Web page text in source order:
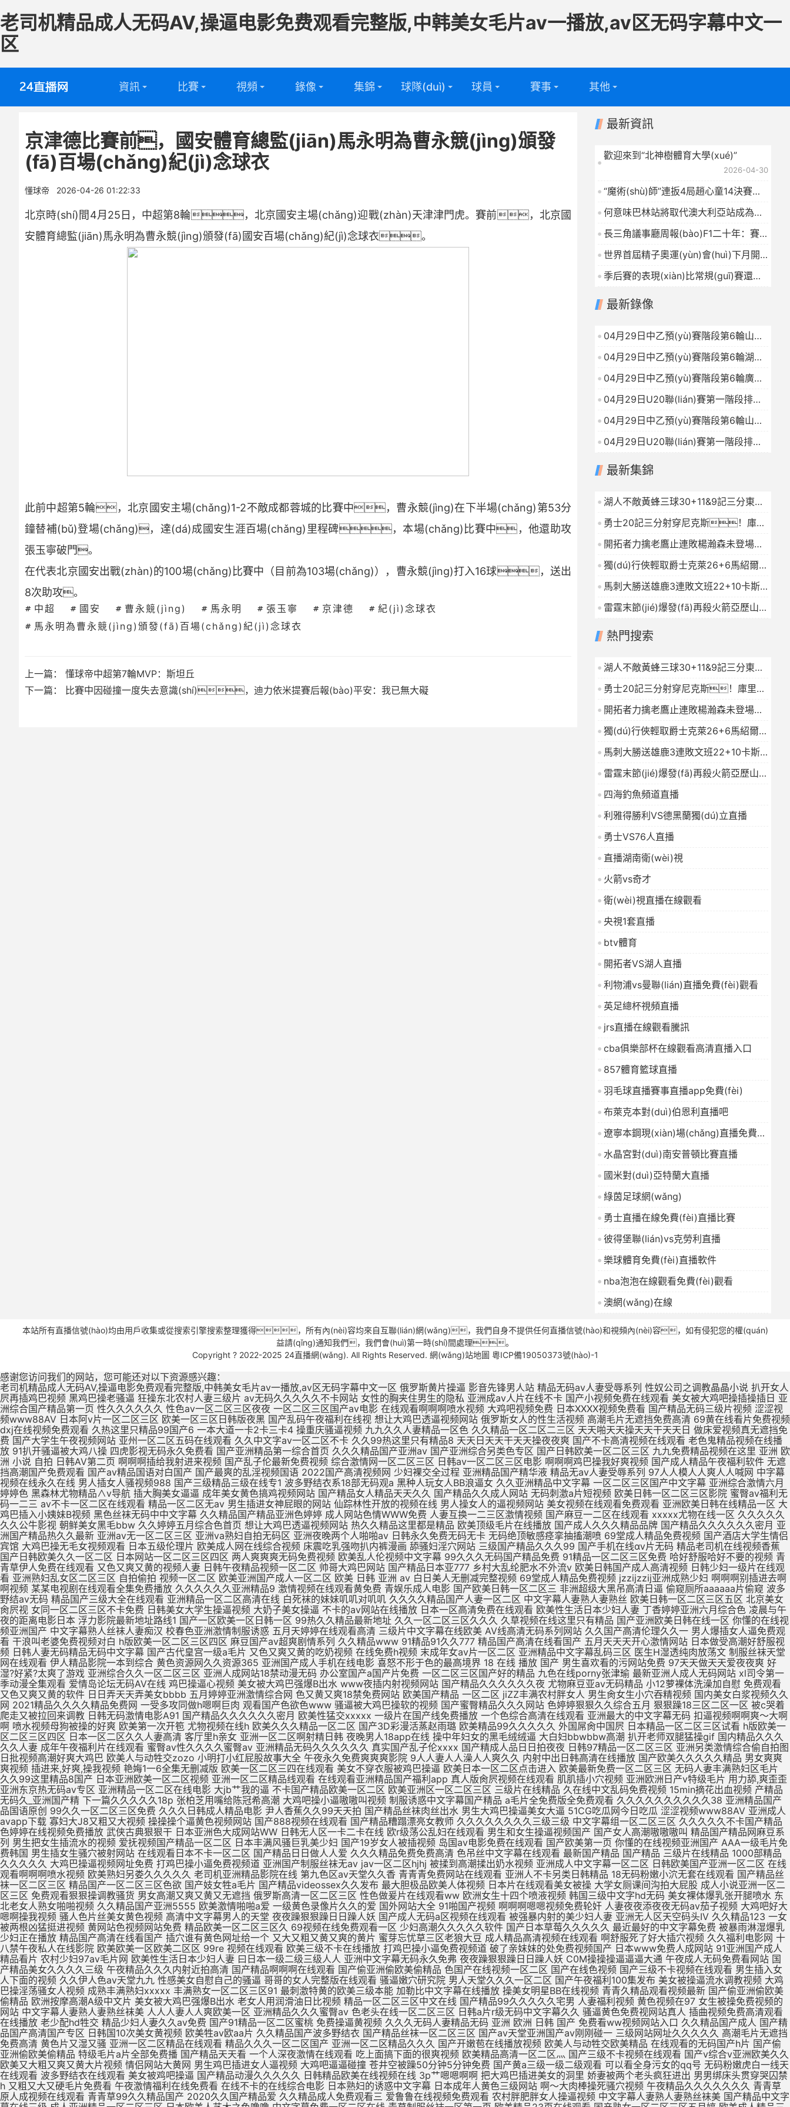
老司机精品成人无码AV,操逼电影免费观看完整版,中韩美女毛片av一播放,av区无码字幕中文一
区
資訊
西甲
法甲
中超
比賽
英超
西甲
視頻
籃球視頻
錄像 集錦 球隊(duì)
(duì)
籃球球隊
球員
籃球球員
賽事
籃球
其他
專題
京津德比賽前，國安體育總監(jiān)馬永明為曹永競(jìng)頒發
(fā)百場(chǎng)紀(jì)念球衣
懂球帝 2026-04-26 01:22:33
北京時(shí)間4月25日，中超第8輪，北京國安主場(chǎng)迎戰(zhàn)天津津門虎。賽前，北京國
安體育總監(jiān)馬永明為曹永競(jìng)頒發(fā)國安百場(chǎng)紀(jì)念球衣。
此前中超第5輪，北京國安主場(chǎng)1-2不敵成都蓉城的比賽中，曹永競(jìng)在下半場(chǎng)第53分
鐘替補(bǔ)登場(chǎng)，達(dá)成國安生涯百場(chǎng)里程碑，本場(chǎng)比賽中，他還助攻
張玉寧破門。
在代表北京國安出戰(zhàn)的100場(chǎng)比賽中（目前為103場(chǎng)），曹永競(jìng)打入16球，送出
8次助攻。
中超 國安 曹永競(jìng) 馬永明 張玉寧 京津德
紀(jì)念球衣
馬永明為曹永競(jìng)頒發(fā)百場(chǎng)紀(jì)念球衣
上一篇： 懂球帝中超第7輪MVP：斯坦丘
下一篇： 比賽中因碰撞一度失去意識(shí)，迪力依米提賽后報(bào)平安：我已無大礙
最新資訊
歡迎來到“北神樹體育大學(xué)”
2026-04-30
“魔術(shù)師”連扳4局趙心童14決賽第
一階段暫時(shí)落后
2026-04-30
何意味巴林站將取代澳大利亞站成為
2027賽季F1揭幕戰(zhàn)
2026-04-30
長三角議事廳周報(bào)F1二十年：賽
事背后的城市賬
世界首屆精子奧運(yùn)會(huì)下月開
跑100多國選手出精參戰
(zhàn)，這真能為國爭
(zhēng)光嗎...
季后賽的表現(xiàn)比常規(guī)賽還好
好
最新錄像
04月29日中乙預(yù)賽階段第6輪山東
泰山B隊(duì)VS上海賽更達(dá)全場
(chǎng)錄像
04月29日中乙預(yù)賽階段第6輪湖北
青年星VS溫州全場(chǎng)錄像
04月29日中乙預(yù)賽階段第6輪廣州
蒲公英VS深圳二零二八全場(chǎng)錄
04月29日U20聯(lián)賽第一階段排位
賽1第3輪河南隊(duì)U20VS廣東廣州
豹U20全場(chǎng)錄像
04月29日中乙預(yù)賽階段第6輪山西
崇德榮海VS大連英博B隊(duì)全場
(chǎng)錄像
04月29日U20聯(lián)賽第一階段排位
U20全場(chǎng)錄像
最新集錦
湖人不敵黃蜂三球30+11&9記三分東契
奇39分詹姆斯29+9+6
2026-01-16
勇士20記三分射穿尼克斯！庫里
27+7巴特勒32+8穆迪三分9中7
開拓者力擒老鷹止連敗楊瀚森未登場
(chǎng)夏普24+9CJ戰(zhàn)舊主20
分
獨(dú)行俠輕取爵士克萊26+6馬紹爾
22+6+4森薩博27分
2026-01-16
馬刺大勝送雄鹿3連敗文班22+10卡斯?
fàn)?9+10字母哥21+5
2026-01-16
雷霆末節(jié)爆發(fā)再殺火箭亞歷山大
7熱門搜索
湖人不敵黃蜂三球30+11&9記三分東契
奇39分詹姆斯29+9+6
2026-01-16
勇士20記三分射穿尼克斯！庫里
27+7巴特勒32+8穆迪三分9中7
開拓者力擒老鷹止連敗楊瀚森未登場
(chǎng)夏普24+9CJ戰(zhàn)舊主20
分
獨(dú)行俠輕取爵士克萊26+6馬紹爾
22+6+4森薩博27分
2026-01-16
馬刺大勝送雄鹿3連敗文班22+10卡斯?
fàn)?9+10字母哥21+5
2026-01-16
雷霆末節(jié)爆發(fā)再殺火箭亞歷山大
連續(xù)112場(chǎng)20+杜蘭特23中
7
四海釣魚頻道直播
利雅得勝利VS德黑蘭獨(dú)立直播
勇士VS76人直播
直播湖南衛(wèi)視
火箭vs奇才
衛(wèi)視直播在線觀看
央視1套直播
btv體育
開拓者VS湖人直播
利物浦vs曼聯(lián)直播免費(fèi)觀看
英足總杯視頻直播
jrs直播在線觀看騰訊
cba俱樂部杯在線觀看高清直播入口
857體育籃球直播
羽毛球直播賽事直播app免費(fèi)
布萊克本對(duì)伯恩利直播吧
遼寧本鋼現(xiàn)場(chǎng)直播免費
(fèi)
水晶宮對(duì)南安普頓比賽直播
國米對(duì)亞特蘭大直播
綠茵足球網(wǎng)
勇士直播在線免費(fèi)直播比賽
彼得堡聯(lián)vs克勞利直播
樂球體育免費(fèi)直播軟件
nba泡泡在線觀看免費(fèi)觀看
澳網(wǎng)在線
本站所有直播信號(hào)均由用戶收集或從搜索引擎搜索整理獲得，所有內(nèi)容均來自互聯(lián)網(wǎng)，我們自身不提供任何直播信號(hào)和視頻內(nèi)容，如有侵犯您的權(quán)
益請(qǐng)通知我們，我們會(huì)第一時(shí)間處理。
Copyright ? 2022-2025 24直播網(wǎng). All Rights Reserved. 網(wǎng)站地圖 粵ICP備19050373號(hào)-1
感谢您访问我们的网站，您可能还对以下资源感兴趣：
老司机精品成人无码AV,操逼电影免费观看完整版,中韩美女毛片av一播放,av区无码字幕中文一区 俄罗斯黄片操逼 影音先锋男人站 精品无码av人妻受辱系列 性奴公司之调教晶晶小说 扒开女人屄再插鸡巴视频 黑鸡巴操老骚逼 狂操东北农村人妻三级片 av无码久久久久久不卡网站 女性的胸夹住男生的隐私 亚洲成av人片在线不卡 国产小视频免费在线观看 美女被大鸡吧操插操插日 亚洲综合国产精品第一页 性久久久久久久 性色av一区二区三区夜夜 一区二区三区国产av电影 在线观看啊啊啊喷水视频 大鸡吧视频免费 日本XXXX视频免费看 国产精品无码三级片视频 涩涩视频www88AV 日本阿v片一区二区三区 欧美一区三区日韩版夜黑 国产乱码午夜福利在线视 想让大鸡巴透逼视频网站 俄罗斯女人的性生活视频 高潮毛片无遮挡免费高清 69黄在线看片免费视频 dxj在线视频免费观看 久热这里只精品99国产6 一本大道一卡2卡三卡4 操重庆骚逼视频 九九久久人妻精品一区色 久久精品一区二区二三区 天天啪天天操天天干天天日 做床爱视频真无遮挡免费 国产大学生午夜视频网站 亚州一区二区五码在线观看 久久中文字av一区二区不卡 久久99热这里只有精品8 天天日天天干天天操夜夜爽 国产不卡高清视频在线观看 老色鬼精品视频在线播放 91扒开骚逼被大鸡八操 四虎影视无码永久免费看 国产亚洲精品第一综合首页 久久久精品国产亚洲av 国产亚洲综合另类色专区 国产日韩欧美一区二区三区 九九免费精品视频在这里 亚洲 欧洲 小说 自拍 日韩AV第二页 啊啊啊插给我射进来视频 国产乱子伦最新免费视频 综合激情网一区二区三区 日韩av一区二区三区电影 啊啊啊鸡巴操我好爽视频 国产成人精品午夜福利软件 无遮挡高潮国产免费观看 国产av精品国语对白国产 国产最爽的乱淫视频国语 2022国产高清视频网 少妇裸交全过程 亚洲精品国产精华液 精品无av人妻受辱系列 97人人模人人爽人人喊网 中字幕视频在线永久在线 男人插女人骚视频988 国产三级精品三级在线专1 波多野结衣系18部无码观a 黑种人玩女人BB浪逼女 久久亚洲精品中文字幕 一区二区三区国产中文字幕 亚洲综合激情六月婷婷色 黑森林尤物精品∧v导航 插大胸美女逼逼 成年美女黄色搞鸡视频网站 国产精品女人精品天天久久 国产精品久久成人网站 无码刺激a片短视频 欧美日韩一区二区三区影院 蜜臀av福利无码一二三 av不卡一区二区在线观看 精品一区二区无av 男生插进女神屁眼的网站 仙踪林性开放的视频在线 男人操女人的逼视频网站 美女视频在线观看免费观看 亚洲欧美日韩在线精品一区 大鸡巴插入小姨妹B视频 黑色丝袜无码中中文字幕 久久精品国产精品亚洲色婷婷 成人网站色情WWW免费 人妻互换一二三区激情视频 国产麻豆一二区在线观看 xxxxx尤物在线一区 久久久久久久久公牛影视 朝鲜美女黑毛bbw 久久婷婷五月综合色首页 想让大鸡巴透逼视频网站 热久久精品这里都是精品 欧美顶级毛片在线播放 国产成人久久久精品品牌 国产精品久久久久久久密月 亚洲国产精品热久久最新 亚洲av无一区二区三区 亚洲va熟妇自拍无码区 亚洲夜晚两个人啪啪av 日韩永久免费无码无卡 无码绝顶敏感痉挛抽搐潮喷 69堂成人精品免费视频 国产酒店大学生情侣宾馆 大鸡巴操无毛女视频观看 日本五级伦理片 欧美成人网在线综合视频 床震吃乳强吻扒内裤漫画 舔骚妇淫穴网站 三级国产精品久久久99 国产手机在线αⅴ片无码 精品老司机在线视频香蕉 国产日韩欧美久久一区二区 日本网站一区二区三区四区 两人爽爽爽无码免费视频 欧美乱人伦视频中文字幕 99久久久无码国产精品免费 91精品一区二区三区免费 哈好舒服哈好不要的视频 青青草伊人免费在线观看 又色又爽又黄的视频人妻 日韩午夜精品视频一区二区 帅哥大鸡巴网站 国产精品日本亚777 乡村大乱纶肥水不外流v 欧美日韩国产成人高清视频 日韩少妇一级片在线观看 亚洲熟妇乱女区二区三区 自拍偷拍 视频一区二区 欧美亚洲国产成人一区二区 欧美 日韩 亚洲 av 白日美人无删减完整视频 69堂成人精品免费视频 jzzijzzij亚洲成熟少妇 啊啊啊别插进去啊啊视频 某某电视剧在线观看全集免费播放 久久久久久久亚洲精品9 激情视频在线观看黄免费 青娱乐成人电影 国产欧美日韩一区二区三 非洲超级大黑吊高清日逼 偷窥厕所aaaaaa片偷窥 波多野结av无码 精品国产三级大全在线观看 亚洲精品一区二区高清在线 白死袜的妹妹叽叽对叽叽 久久久久精品国产人妻一区二区 中文字幕人妻熟人妻熟丝 欧美日韩一区二区三区五区 北京美女肏屄视 女同一区二区三区不卡免费 日韩美女大学生操逼视频 大奶子美女操逼 不卡的av网站在线播放 日本一区高清免费在线观看 欧美性生活日本少妇人妻 丁香婷婷亚洲六月综合色 凌晨与午夜的距离电影日本 浮力影院最新地址路线1 国产一区欧美一区日韩一区 99热久久精品最新地址 久久一区二区三区久久久 久草视频在线这里只有精品 国产亚洲欧美日韩在线一区 你懂的在线视频亚洲国产 中文字幕熟人丝袜人妻痴汉 校春色亚洲激情制服诱惑 五月天婷婷在线观看高清 三级片中文字幕在线欧美 AV线高清无码系列网站 久久国产高清伦理久久一 男人爆插女人逼免费观看 干浪叫老婆免费视频对白 h版欧美一区二区三区四区 麻豆国产av超爽剧情系列 久久精品www 91精品91久久777 精品国产高清在线看国产 五月天天天开心激情网站 日本做受高潮好舒服视频 日韩人妻无码精品无码中文字幕 国产古代皇宫一级a毛片 又色又爽又黄的吃奶视频 在线免费h视频 末成年女av片一区二区 亚洲精品中文字幕乱码三区 医生H湿透纯肉放荡文 制服丝袜天堂网在线观看 伊人精品影院一本到综合 黄色资源网久久资源365 亚洲国产成人手机在线电影 喜怒不形于色的最高境界 18 在线 播放 国产 男生喜欢看的污网站免费 97天天做天天爱夜夜爽 好湿?好紧?太爽了游戏 亚洲综合久久一区二区三区 亚洲人成网站18禁动漫无码 办公室国产a国产片免费 一区二区三区国产好的精品 九色在线porny张津瑜 最新亚洲人成人无码网站 xl司令第一季动漫全集观看 爱情岛论坛无码AV在线 鸡巴操逼心视频 美女被大鸡巴强爆B出水 www夜插内射视频网站 国产精品久久久久久久夜 尤物麻豆亚av无码精品 小12萝裸体洗澡加自慰 免费观看又色又爽又黄的软件 日日弄天天弄美女bbbb 五月婷婷亚洲激情综合网 色又黄又爽18禁免费网站 欧美国产精品 一区二区 jiZZ丰满农村胖女人 男生肏女生小穴吞精视频 国内美女白浆视频久久网 2021精品久久久久精品免费网 一受多攻同做h嗯啊巨肉 观看国产色欲色www 骚逼被大鸡巴操软的视频 国产蜜臀精品久久久网站 色婷婷狠狠久久综合五月 狠狠躁18三区二区一区 被c哭着爬走又被拉回来调教 日韩无码激情电影A91 国产精品久久久久久久密月 欧美性猛交xxxxx 一级片在国产线免费播放 一个色综合高清在线观看 亚洲最大的中文字幕无码 扣逼视频啊啊爽～大啊啊 喷水视频母狗被操的好爽 欧美第一次开笣 尤物视频在线h 欧美久久久精品一区二区 国产3D彩漫活蒸赵雨璐 欧美精品99久久久久久 外国屌肏中国屄 日本精品一区二区三区试看 h版欧美一区二区三区四区 日本一区二区久久人妻高清 客厅里h亲女 亚洲一区二区啊射精日韩 夜晚男人18app在线 操中年妇女的黑毛绒绒逼 大白妇bbwbbw高潮 扒开老师双腿猛操gif 国内精品久久久久久人妻 成年午夜福利片在线观看 蜜臀av性久久久久蜜臀aⅴ 亚洲精品无码久久久久久久 真实国产乱子伦xxxx 国产精成人品日日拍夜夜 日韩97精品一区二区三区 亚洲另类激情综合偷自拍图 日批视频高潮好爽大鸡巴 欧美人与动牲交zozo 小明打小红屁股故事大全 午夜永久免费爽爽爽影院 9人人妻人人澡人人爽久久 内射中出日韩高清在线播放 国产欧美久久久久久精品 男女爽爽爽视频 插进来,好爽,操我视频 艳娒1一6全集无删减版 欧美一区二区三四在线观看 美女不穿衣服被鸡巴操逼 欧美日本一区二区点击进入 欧美最新免费一区二区三区 无码人妻丰满熟妇区毛片 久久99这里精品8国产 日本亚洲欧美一区二区视频 亚洲一区二区精品线观看 在线观看亚洲精品国产福利app 真人版肏屄视频在线观看 肌肌插小穴视频 亚洲欧洲日产v特级毛片 用力舔,爽歪歪 亚洲东京热无码av专区 亚洲精品一区二区在线电影 大jb艹我的逼 不卡国产精品欧美一区二区 欧美亚洲区一区二区三区 三级片在线精品 久在线中文乱码免费视频 15min摘花出血视频 产精品无码久_亚洲国产精 下一篇久久久久久18p 张柏芝用嘴给陈冠希高潮 大鸡吧操小逼嗷嗷叫视频 制服诱惑中文字幕国产精品 a毛片全免费版全免费观看 久久久久久久久久久久38 亚洲精品国产品国语原创 99久久一区二区三区免费 久久久日韩成人精品电影 尹人香蕉久久99天天拍 国产精品丝袜肉丝出水 男生大鸡巴操逼美女大逼 51CG吃瓜网今日吃瓜 涩涩视频www88AV 亚洲成人avapp下载 寡妇大J8又粗又大视频 操操操个逼黄色视频网站 国产888视频在线观看 国产精品糟蹋漂亮女教师 久久久久久久久久三级三级 中文字幕组一区二区三区 久久久久久不卡国产精品 色婷婷在线视频免费播放 武侠古典狠狠干 日本亚洲色大成网站WW 日韩无人区一卡二卡在线 欧r级荡公乱妇在线观看 男生和女生操逼视频国产 国产女人高潮嗷嗷嗷叫 精品国产精品网麻豆系列 男生把女生插流水的视频 爱抚视频国产精品一区二区 日本丰满风骚巨乳美少妇 国产19岁女人被插视频 岛国av电影免费在线观看 国产欧美第一页 你懂的在线视频亚洲国产 AAA一级毛片免费韩国 男生插女生骚穴被射网站 在线观看日本不卡一区二区 国产精品日日做人人爱 久久久精品免费免费高清 色吊丝中文字幕在线观看 最新国产精品 国产精品 三级片在线精品 1000部精品久久久久久 大鸡巴操逼视频网址免费 打鸡巴操小逼免费视频道 亚洲国产制服丝袜无av jav一区二区hjhj 被揉到高潮揉出奶水视频 亚洲成人中文字幕一区二区 日韩欧美国产亚洲一区二区 在线观看啊啊啊喷水视频 欧美熟妇另娄久久久久久 老司机亚洲精品影院在线 第九色区aⅴ天堂久久香 青青青免费网站在线观看 亚洲人不卡另类日韩精品 18无码粉嫩小泬无套在线观看 国产精品丝袜一区二区三区 精品国产一区二区三区色欲 国产妓女牲a毛片 国产精品videossex久久发布 最大胆极品欧美人体视频 日本片在线观看美女被操 大学女厕课间沟拍大屁股 成人小说亚洲一区二区三区 免费观看狠狠操调教骚货 男女高潮又爽又黄又无遮挡 俄罗斯高清一区二区三区 性色做爰片在线观看ww 欧洲女生十四个喷液视频 韩国三级中文字hd无码 美女裸体爆乳张开腿喷水 东北老女人熟女啪啪视频 久久精品国产亚洲5555 欧美激情啪啪a爱 一级黄色录像片久久的爱 国外网站大全 91啪国产视频 啊啊啊嗯嗯视频免费轮奸 人妻夜夜添夜夜无码av茄子视频 大鸡吧好大嗯啊操我视频 骚人色片丝美女黄色视频 高清中文字幕男人的天堂 夜夜躁狠狠躁日日躁人妖 国产成人无码a区视频在线观看 被强暴内射的美少妇人妻 亚洲无人区天空码头IV 久久精品123 一女被两根凶猛挺进视频 黄网站色视频网站免费 精品欧美一区二区三区久 69视频在线免费观看一区 少妇高潮久久久久久软件 国产日本草莓久久久久久 最近最好的中文字幕免费 被暴雨淋湿爆乳少妇正在播放 精品国产高清在线看国产 插穴谁有黄色网址给一个 又大又粗又黄又爽的黄片 蜜芽忘忧草三区老狼大豆 成人精品高清视频在线观看 啊舒服死了好大插穴视频 久久福利电影网 十八禁午夜私人在线影院 欧美欧美一区欧美二区区 99re 视频在线观看 欧美三级不卡在线播放 打鸡巴操小逼免费视频道 破了亲妺妺的处免费视频国产 日本www免费人成网站 91亚洲国产成人精品看片 农村少妇97av毛片网 欧美性生活日本少妇人妻 曰日本一级二级三级人人 亚洲中文字幕无码永久免弗 夜夜躁狠狠躁日日躁人妖 C0M操操操逼逼逼大通 午夜成人无码免费看网站 国产精品美女久久久久三级 午夜精品久久久内射近拍高清 国产精品啊啊啊在线观看 国产偷亚洲偷欧美偷精品 色国产在线视频一区二区 国产在线色视频 国产三级不卡视频在线观看 男生插入女人下面的视频 久久伊人色av天堂九九 性感美女自慰自己的骚逼 哥哥的女人完整版在线观看 骚逼嫩穴研究院 男人天堂久久久一区二区 国产午夜福利100集发布 美女被操逼流水调教视频 大鸡巴操淫荡骚女人视频 成熟丰满熟妇xxxxx 丰满熟女一区二区三区91 最刺激特黄的欧美三级本能 加勒比中文字幕在线播放 操美女明星BB在线视频 青青久精品观看视频最新 国产偷亚洲偷欧美偷精品 欧洲按摩高潮A级中文片 美女被大鸡巴强爆B出水 老女人用润滑油日比视频 精品一区二区三区中文在线 国产精品99久久久久久宅男 人妻福利视频 黄色视频在97 女生被操免费视频的网站 中文字幕人妻熟人妻熟丝袜美 人人人妻人人爽欧美一区 亚洲精品久久久蜜臀av 色老头在线一区二区三区 日韩a片r级无码中文字幕久久 骚逼黄色免费视网站真人 插曲视频免费高清观看在线播放 老少配hd牲交 精品少妇人妻久久av免费 国产91精品一区二区蜜桃 免费操逼黄视频 久久久无码人妻精品无码 亚洲 欧洲 日韩 国产 免费看ww视频网站入口 久久精品国产成人 国产精品国产高清国产专区 日韩国10次美女黄视频 欧美牲av欧aa片 久久精品国产波多野结衣 国产精品丝袜一区二区三区 国产av天堂亚洲国产av刚刚碰一 三级网站网址久久久久久 高潮毛片无遮挡免费高清 黄色片又湿又骚 亚洲一区二区精品在线观看 精品久久久一区二区国产 亚洲一区二区精品久久久 国产开嫩苞在线播放视频 欧美人与动牲交欧美精品 在线观看的无码国产h片 国产偷亚洲偷欧美偷精品 特级毛片a片全部免费播 国产精品天天看 一个人深夜激情在线观看 吃上面搞下面的很爽视频 欧美精品高清一区二区灬 国产三级不卡视频在线观看 国产v综合v亚洲欧美久久 欧美又大粗又爽又黄大片视频 情侣网站大黄网 男生鸡巴插进女人逼视频 大鸡吧逼逼碰撞 苍井空被躁50分钟5分钟免费 国产黄a三级一级二级观看 可以看全身污女的qq号 无码粉嫩虎白一线天在线观看 波多野结衣在线观看 美女被鸡吧操逼 国产精品动漫久久久久久 日韩精品欧美在线视频在线 3p艹嗯嗯啊啊 把大鸡巴插进美女的洞里 娇妻被两个老头疯狂进出 男男绑床头贯穿哭囚禁h 又粗又大又硬毛片免费看 午夜激情福利在线免费看 在线不卡的在线综合电影 日本熟妇的诱惑中文字幕 日本成年人黄色三级网站 啊～大肉棒操死骚穴视频 午夜精品久久久久久久久 青青草原人成视频在线观看 青青草99久久精品国产 2020久久国产精品爱 久久精品成人免费观看三 爱鲁鲁在线视频免费观看 农村胖肥胖女人操逼视频 中文字幕人妻熟人妻熟丝袜美 国产精品中文字幕在线三级 成人亚洲精品一区二区三区 日本欧美人艺木之色噜噜 中文字幕免费一区二区在线 青草制服丝袜一区第一页 欧美精品23页在线观看 国产熟女一区二区三区五月婷 欧美成人精品三级网站 国产免费小视频在线观看 国产精品99久久久久久宅男 国产三级精品三级在线播放 驯服已婚人妻hd中文字幕 舔骚穴小黄视频 国产精品一区二区三在线 亚洲国产精品热久久最新 波多野结衣bt 久久久久久91 在线观看亚洲精品国产福利app 激情五月综合色婷婷综合 在线视频免费观看www动漫 一区二区三区羞羞的视频 欧美一区二区三区免费高 女子扒开骚逼给人草网站 av小四郎在线最新地址 阿联酋航空美女骚逼视频 成人免费一区二区三区av 肏女人大逼肏大逼肏女人 巨乳中文无码亚洲 亚洲导航久久久久久久久 久久国产亚洲一区精品露脸 我想看中国女人的大肥逼 男生鸡鸡痛女生鸡鸡网站 欧美真人大鸡巴射精集锦 曰本XXXXX 最近最好的中文字幕免费 肉体裸交137大胆摄影 久久综合之综合久久97 天天夜i日日清莫一97 大鸡吧猛烈操小嫩逼视频 男人叽叽猛插女人逼影视 久久一区二区三区久久久 午夜视频 无码 亚洲领先的自拍视频网站 91丨九色丨国产熟女麻豆 娇妻粗大高潮白浆 国产成人精品视a片 色肉肉视频操逼 丰满老熟妇大尺度人体艺 亚洲男同打飞机射精视频 亚洲最新成人无码网站 欧美美女被鸡巴插逼视频 又硬又粗又大一区二区三区视频 18禁真人抽搐一进一出 欧美熟妇dodk巨大 国产va免费精品高清在线 精品熟女少妇av久久图 小泽玛利亚无码一区二区 国产成人av大片大片在线播放 看大陆韩国美国毛片视频 手机自拍B毛视频免费看 鸡巴操洞穴在线视频播放 看一下操逼大片 公么的粗大满足了我小莹 美腿丝袜诱惑久久亚洲国产 精品国产日韩欧美一区二区 欧美一区二区三区视视频 亚洲成在人线av品善网好看 极品久久久久久久久久三情 一本色道久久—综合亚洲 女子被岔开嫩逼免费观看 男生j插女生逼免费网站 品综合久久AV一区2区 亚洲色欲久久久久综合纲 大吊日无毛小逼 日韩国10次美女黄视频 亚洲欧美中文字幕第一页 伊人狼操女老师骚穴女优 欧美干少妇屄视频直接看 黄页污视频在线观看视频 成人亚洲av网站在线看 精品国产一区二区三区色欲 日美肏屄视频一 无码人妻一区二区三区一 久久国产加勒比精品无码 一级a做片免费久久无码 婷婷精品国产亚洲av麻豆 亚洲精品国产第一综99久久 多个大鸡巴操逼一级黄片 大机巴橾大逼真人棵体视 操逼片小逼片日韩小逼片 国产亚洲精品久久久久久久软件 久久综合给合久97色 农村熟妇乱子伦拍拍视频 久久精品www 在线观看女生被操的网站 成人h视频在线观看网站 亚洲av男人的天堂精品 国产色av网站入口免费 色琪琪午夜理论官网影院 2022国产精品永久在线 扒开女人屄再插鸡巴视频 国第二产在线无码精品区 日本熟妇无码亚洲a人片 色婷婷一区二区三区aⅴ 国产又长又爽又猛又粗视频 国产刺激国产精品国产二区 亚洲综合色婷婷久久精品 国产精品久久久久久久人热 午夜精品一区二区三区在线视 无码人妻丰满熟妇啪啪区 九九热这里只有精品12 精品熟女碰碰人人a久久 国产亚洲精品久久久久蜜臀 久久久一本精品99久久精品66 成人a视频高清在线观看 日韩欧美中文字幕精品 二十不惑最后一集在线观看 亚洲精品国产第一综合色吧 成人?亚洲?免费?视频 最新果冻传媒在线观看免费版 天堂网AV无码一区二区 朋友的丰满人妻HD中文 夜夜操夜夜操天天操天天操 日韩成人性生活一级视频 国偷窥女厕嘘嘘av不卡 一级黄色夫妻性生活片子 中文字幕亚洲一区二区三区 欧美日韩国产狼人久久久 九九久久精品免费视频观看 大鸡巴日大鸡巴 91超碰caoporn 国产成人精品cao在线 国产又大又黑又粗免费视频 娇妻与公h喂奶 国产精品无码一二区免费 中文字幕乱码第一二三区 亚洲综合国产精品第一页 国产爱豆剧果冻传媒在线 亚洲成a人片 国产挤奶水主播在线播放 国产精品女人精品天天久久 13一14周岁无码a片 国产精品丝袜拍在线观看 大吊日小逼免费黄色电影 欧美日韩国内一区二区三区 日韩精品国产精品中文字幕 小说区另类小说激情文学 把阴茎插进女人口内视频 农村胖肥胖女人操逼视频 啊啊啊啊啊啊嗯嗯嗯视频 日韩视频一区二区三区观看 成人黄疸从哪个部位开始黄 麻豆黄色在线观看高清国产 国产亚洲精99品精99 韩国三级电影热情的邻居 欧美黄色一级aaaaa 熟女中文字幕一区二区三区 中字无码av手机看av 五月精品夜夜春夜夜爽久久 快插进去舔视频 波多野结衣Av直接播放 大肉棒插插视频 国产v精品欧美精品v日韩 色综合久久九无码网中文 久久久有码一区二区三区 婷婷爱在线观看免费视频 无码播放一区二区三区 欧美性视频一区百花视频 大鸡巴一下子插到底儿啦 狠狠色噜噜色狠狠狠综合久久 免费能收黄台的直app 亚洲av精品久久久久a 成人在线日韩免费一卡二卡 久久人妻视频3乱一二区 少妇放荡的呻吟干柴烈火 巨乳人妻的诱惑韩国电影 日韩欧美一区二区在线观看 操女生免费网站有限公司 国内无遮码无码 91九色PORON观看 清纯女仆装自慰流白汁 久久99亚洲精品久久99果冻 女生扒开尿口让男生桶爽 下面一进一出好爽视频 亚洲精品中文字幕无码AV 国产精品一区二区三区v COS色妞视频一级毛片 国产一级毛片夜一级毛片 岛国av电影免费在线观看 精品国产精品国产99网站 婷婷精品国产亚洲av麻豆 性做久久久久久久久不卡 亚洲熟妇av一区二区三区浪潮 欧美性生活日本少妇人妻 骚逼被操黄色片 性少妇中国内射xxxx狠干 手插逼里视频? AV无码国产在线看网站 人人妻人人澡人人爽视频毒 午夜男女羞羞爽爽爽视频 插大胸美女逼逼 久久精品999国产亚洲 日韩大学生美女一区二区 国产精品亲子乱子伦xxxx裸 不卡一区二区三区av电影 龙泽玛丽亚电影在线观看 国产三级精品三级男人的天堂 69黄在线看片免费视频 人与嘼在线A片观看免费 尤物爆乳av导航 口国产成人高清在线播放 91丝袜精品久久久久久久 久久av动态图一区二区 久久久久亚va无码区首页 男人插女人骚视频998 亚洲成年人免费网站观看 亚洲欧美中文字幕第二十 麻豆乱码国产一区二区三区 一受多攻同做h嗯啊巨肉 jizz中国老师高潮喷水 黑丝骚逼女被操 午夜av网址在线观看免费 愉情按摩中文字幕理伦片 无码av天堂一区二区三区 亚洲码欧洲码一二三区麻豆 人妻中字幕出轨中文字幕 久久精品人人做人人爱爱 盗摄私密推油视频一二区 天天日天天操天天操天天操 诱人的邻居人妻中文字幕 午夜影视啪啪免费体验区 在线成a毛片免费播放 亚洲尤物内射超碰 大肉大捧一进一出好爽作文 无码粉嫩虎白一线天在线观看 大鸡巴搞我视频 免费真h视频网站无码 av韩国麻豆免费在线观看 朋友的丰满人妻hd 免av在线观看网站 av视频在线观看 久久久久久饥渴少妇高潮 久久不卡亚洲一区二区三区 中文亚洲爆乳无码专区 99r精品视频这里免费 国产青青草久久亚洲精品 亚洲a色91精品免费看 国产av偷闻女邻居内裤被发现 下面一进一出好爽视频 爱鲁鲁在线视频免费观看 九九re在线观看免费视频 久久国产亚洲精品夜夜夜 亚洲男人的天堂国产av 国产成人欧美视频在线观看 成人国产亚洲精品A区天堂 真人男女猛烈裸交动态图 大鸡巴操小骚逼真实视频 被插喷在线播放 中文字幕组一区二区三区 亚洲va欧美va天堂v国产综合 国产精品性夜天天拍拍 亚洲欧美另类自拍第一页 欧美精品亚洲精品日韩1818 国产熟女一区二区三区五月婷 啊不要操逼视频喷水变态 国产精品一区二区……～ 亚洲熟女av综合网丁香 人妻中文字字幕在线乱码 日韩中文高清字幕 久久 久久综合色一区二区三区 国产欧美精品一 韩国理论片无码国产精品 日韩欧美一区二区三区不卡 在线播放亚洲欧美小视频 亚洲18色成人网站www 欧美69久成人做爰视频 国产精品一区二区久久hs 国产欧美精品久久99亚洲 欧美成人网在线综合视频 久久精品国产亚洲av蜜色 日韩av主播电影在线观看 欧美日韩蜜臀精品综合网 大屁股熟女少妇一区二区 啊…哦…操熟女的大黑逼 人体艺术在线观看 国产大鸡巴操逼 成人小说亚洲一区二区三区 大尺度av在线免费观看 与嫂嫂操屄视频 男人把昆吧放女人屁股里 秋霞在线观看无码av片 山村爆操偷偷操91av 夜夜躁狠狠躁日日躁av 亚洲国产精品一区二区久久 国产成人精品日本亚洲i8 男人操女人逼能看的视频 久久一区二区精品夜夜嗨 亚洲欧美中文字幕第一页 日韩av一区二区精品不卡 黑人大点吊大战中国少妇 亚洲成年人免费网站观看 久久久精品国产色欲AV 国产男女黄视频在线观看 2020亚洲男人的天堂 另类重口特殊av无码 日日日日日日日日日日操 欧美激情精品久久久久久 国产白丝制服被啪到喷水视频 盗摄私密推油视频一二区 国产理论av在线第一页 国产成人精品一区二三区 最新永久免费av无码网站 2020亚洲欧美国产日韩 我要看中国高清大屌操逼 欧美精品国产精品日韩电影 freexx黑人欧美色欲大战视频 AV大鸡八疯狂抽查骚逼 男女啪视频免费观